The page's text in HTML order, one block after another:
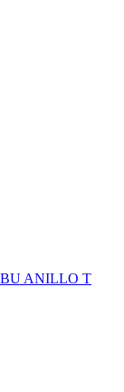
ANILLO T